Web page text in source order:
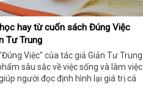
hay từ cuốn sách Đúng Việc
Tư Trung
Việc" của tác giả Giản Tư Trung
sâu sắc về việc sống và làm việc
người đọc định hình lại giá trị cá